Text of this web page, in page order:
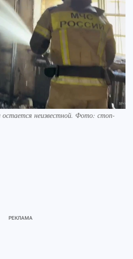
неизвестной. Фото: стоп-